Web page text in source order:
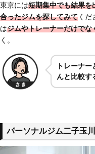
東京には短期集中でも結果を
合ったジムを探してみてくだ
はジムやトレーナーだけでな
く。
トレーナ
んと比較す
パーソナルジム二子玉